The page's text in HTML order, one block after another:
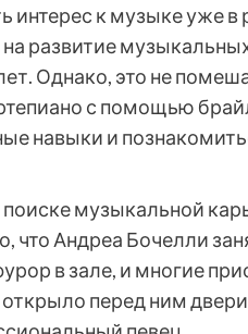
интерес к музыке уже в
развитие
Однако, это не
с помощью
навыки и
музыкальной
что Андреа Бочелли
в зале, и многие
перед ним